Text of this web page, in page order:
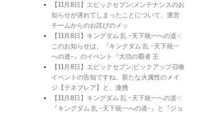
【11月8日】エピックセブン:メンテナンスのお
知らせが遅れてしまったことについて、運営
チームからのお詫びのメッ
【11月8日】キングダム 乱 -天下統一への道-:
このお知らせは、『キングダム 乱 -天下統一
への道-』のイベント『大功の覇者 王
【11月8日】エピックセブン:ピックアップ召喚
イベントの告知ですね。新たな火属性のメイ
ジ【テネブレア】と、連携
【11月8日】キングダム 乱 -天下統一への道-:
『キングダム 乱 -天下統一への道-』と『ジョ